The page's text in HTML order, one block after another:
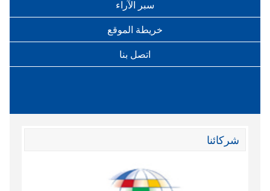
سبر الآراء
خريطة الموقع
اتصل بنا
شركائنا